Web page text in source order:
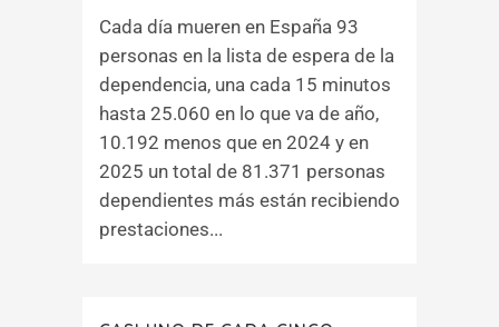
Cada día mueren en España 93
personas en la lista de espera de la
dependencia, una cada 15 minutos
hasta 25.060 en lo que va de año,
10.192 menos que en 2024 y en
2025 un total de 81.371 personas
dependientes más están recibiendo
prestaciones...